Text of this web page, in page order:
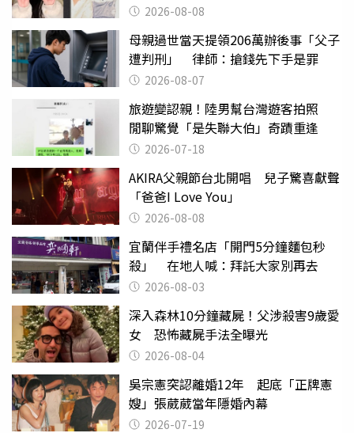
2026-08-08
母親過世當天提領206萬辦後事「父子
遭判刑」 律師：搶錢先下手是罪
2026-08-07
旅遊變認親！陸男幫台灣遊客拍照
閒聊驚覺「是失聯大伯」奇蹟重逢
2026-07-18
AKIRA父親節台北開唱 兒子驚喜獻聲
「爸爸I Love You」
2026-08-08
宜蘭伴手禮名店「開門5分鐘麵包秒
殺」 在地人喊：拜託大家別再去
2026-08-03
深入森林10分鐘藏屍！父涉殺害9歲愛
女 恐怖藏屍手法全曝光
2026-08-04
吳宗憲突認離婚12年 起底「正牌憲
嫂」張葳葳當年隱婚內幕
2026-07-19